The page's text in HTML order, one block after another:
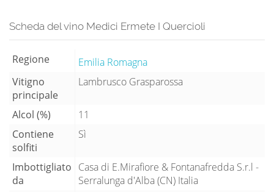
Scheda del vino Medici Ermete I Quercioli
Regione
Emilia Romagna
Vitigno
principale
Lambrusco Grasparossa
Alcol (%)
11
Contiene
solfiti
Sì
Imbottigliato
da
Casa di E.Mirafiore & Fontanafredda S.r.l -
Serralunga d'Alba (CN) Italia